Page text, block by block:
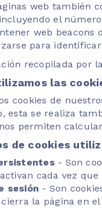
web también
el
web beacons
para
recopilada por
las
cookies de
esta se realiza
permiten
de cookies
- Son
cada vez
sesión - Son
la página en